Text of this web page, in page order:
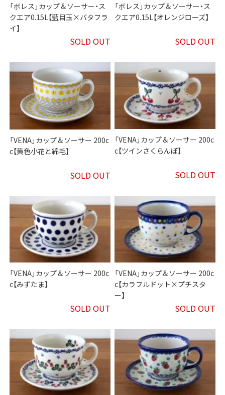
「ボレス」カップ＆ソーサー・ス
クエア0.15L【藍目玉×バタフラ
イ】
SOLD OUT
「ボレス」カップ＆ソーサー・ス
クエア0.15L【オレンジローズ】
SOLD OUT
「VENA」カップ＆ソーサー 200c
c【黄色小花と綿毛】
SOLD OUT
「VENA」カップ＆ソーサー 200c
c【ツインさくらんぼ】
SOLD OUT
「VENA」カップ＆ソーサー 200c
c【みずたま】
SOLD OUT
「VENA」カップ＆ソーサー 200c
c【カラフルドット×プチスタ
ー】
SOLD OUT